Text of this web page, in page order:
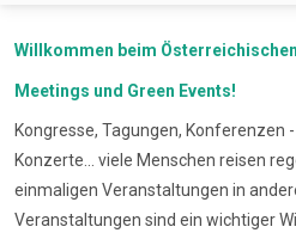
Willkommen beim
Meetings und Green Events!
Kongresse, Tagungen, Konferenzen
Konzerte... viele Menschen reisen
einmaligen Veranstaltungen in
Veranstaltungen sind ein wichtiger